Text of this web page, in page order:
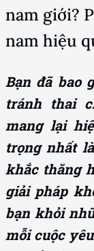
nam giới?
nam hiệu
Bạn đã bao
tránh thai
mang lại
trọng nhất
khắc thăng
giải pháp
bạn khỏi
mỗi cuộc